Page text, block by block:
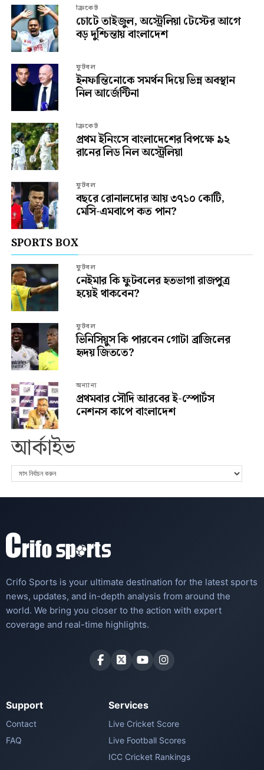
ক্রিকেট
চোটে তাইজুল, অস্ট্রেলিয়া টেস্টের আগে
বড় দুশ্চিন্তায় বাংলাদেশ
ফুটবল
ইনফান্তিনোকে সমর্থন দিয়ে ভিন্ন অবস্থান
নিল আর্জেন্টিনা
ক্রিকেট
প্রথম ইনিংসে বাংলাদেশের বিপক্ষে ৯২
রানের লিড নিল অস্ট্রেলিয়া
ফুটবল
বছরে রোনালদোর আয় ৩৭১০ কোটি,
মেসি-এমবাপে কত পান?
SPORTS BOX
ফুটবল
নেইমার কি ফুটবলের হতভাগা রাজপুত্র
হয়েই থাকবেন?
ফুটবল
ভিনিসিয়ুস কি পারবেন গোটা ব্রাজিলের
হৃদয় জিততে?
অন্যান্য
প্রথমবার সৌদি আরবের ই-স্পোর্টস
নেশনস কাপে বাংলাদেশ
আর্কাইভ
Crifo Sports is your ultimate destination for the latest sports
news, updates, and in-depth analysis from around the
world. We bring you closer to the action with expert
coverage and real-time highlights.
Support
Contact
FAQ
Services
Live Cricket Score
Live Football Scores
ICC Cricket Rankings